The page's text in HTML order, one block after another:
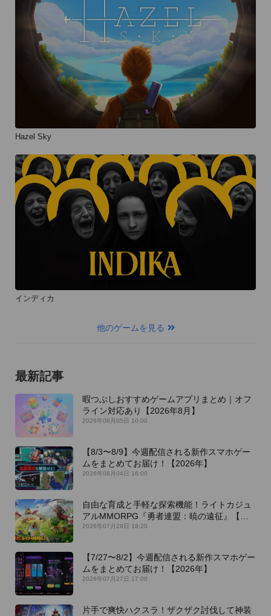
Hazel Sky
インディカ
他のゲームを見る
最新記事
暇つぶしおすすめゲームアプリまとめ｜オフ
ライン対応あり【2026年8月】
2026年08月05日 10:00
【8/3〜8/9】今週配信される新作スマホゲー
ムをまとめてお届け！【2026年】
2026年08月04日 16:00
自由な育成と手軽な探索機能！ライトカジュ
アルMMORPG『勇者連盟：暁の遠征』【最
新作PICKUP】
2026年07月28日 18:20
【7/27〜8/2】今週配信される新作スマホゲー
ムをまとめてお届け！【2026年】
2026年07月27日 17:00
片手で爽快ハクスラ！ザクザク討伐して神装